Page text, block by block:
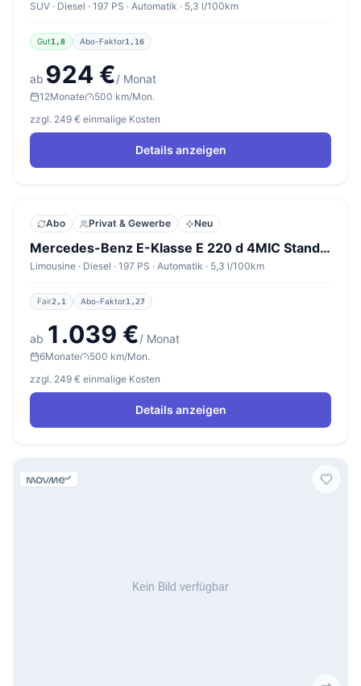
SUV · Diesel · 197 PS · Automatik · 5,3 l/100km
Gut1,8 Abo-Faktor1,16
ab 924 €/ Monat
12Monate
500 km/Mon.
zzgl. 249 € einmalige Kosten
Details anzeigen
Abo Privat & Gewerbe Neu
Mercedes-Benz E-Klasse E 220 d 4MIC Standard
Limousine · Diesel · 197 PS · Automatik · 5,3 l/100km
Fair2,1 Abo-Faktor1,27
ab 1.039 €/ Monat
6Monate
500 km/Mon.
zzgl. 249 € einmalige Kosten
Details anzeigen